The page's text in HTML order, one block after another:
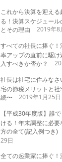
これから決算を迎え
る！決算スケジュール
とその理由
2019年8
すべての社長に捧ぐ
率アップの直前に駆け
入すべきか否か？
社長は社宅に住みなさ
宅の節税メリットと社
続〜
2019年1月25日
【平成30年度版】誰
ける！年末調整に必要
方の全て(記入例つき)
29日
全ての起業家に捧ぐ！